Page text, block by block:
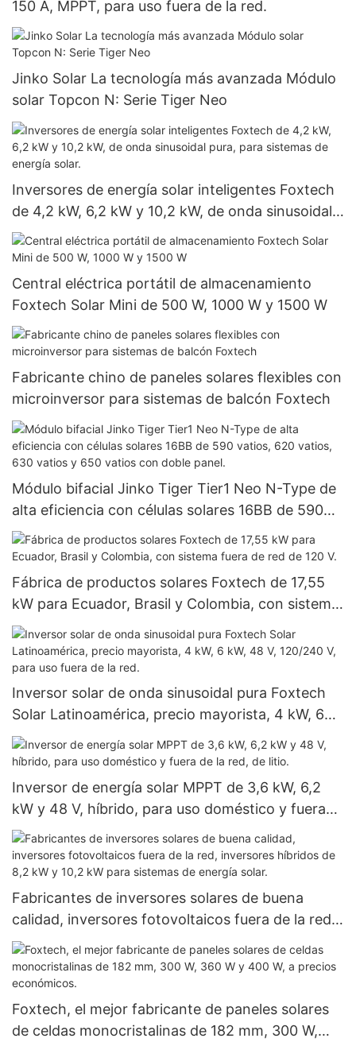
150 A, MPPT, para uso fuera de la red.
Jinko Solar La tecnología más avanzada Módulo
solar Topcon N: Serie Tiger Neo
Inversores de energía solar inteligentes Foxtech
de 4,2 kW, 6,2 kW y 10,2 kW, de onda sinusoidal
pura, para sistemas de energía solar.
Central eléctrica portátil de almacenamiento
Foxtech Solar Mini de 500 W, 1000 W y 1500 W
Fabricante chino de paneles solares flexibles con
microinversor para sistemas de balcón Foxtech
Módulo bifacial Jinko Tiger Tier1 Neo N-Type de
alta eficiencia con células solares 16BB de 590
vatios, 620 vatios, 630 vatios y 650 vatios con
doble panel.
Fábrica de productos solares Foxtech de 17,55
kW para Ecuador, Brasil y Colombia, con sistema
fuera de red de 120 V.
Inversor solar de onda sinusoidal pura Foxtech
Solar Latinoamérica, precio mayorista, 4 kW, 6
kW, 48 V, 120/240 V, para uso fuera de la red.
Inversor de energía solar MPPT de 3,6 kW, 6,2
kW y 48 V, híbrido, para uso doméstico y fuera
de la red, de litio.
Fabricantes de inversores solares de buena
calidad, inversores fotovoltaicos fuera de la red,
inversores híbridos de 8,2 kW y 10,2 kW para
sistemas de energía solar.
Foxtech, el mejor fabricante de paneles solares
de celdas monocristalinas de 182 mm, 300 W,